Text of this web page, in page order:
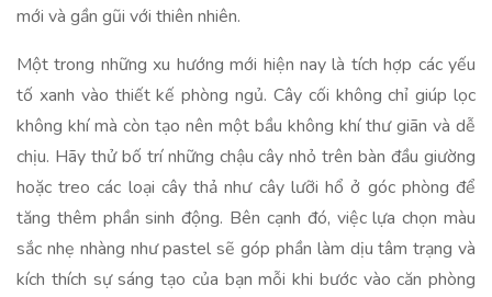
mới và gần gũi với thiên nhiên.
Một trong những xu hướng mới hiện nay là tích hợp các yếu
tố xanh vào thiết kế phòng ngủ. Cây cối không chỉ giúp lọc
không khí mà còn tạo nên một bầu không khí thư giãn và dễ
chịu. Hãy thử bố trí những chậu cây nhỏ trên bàn đầu giường
hoặc treo các loại cây thả như cây lưỡi hổ ở góc phòng để
tăng thêm phần sinh động. Bên cạnh đó, việc lựa chọn màu
sắc nhẹ nhàng như pastel sẽ góp phần làm dịu tâm trạng và
kích thích sự sáng tạo của bạn mỗi khi bước vào căn phòng